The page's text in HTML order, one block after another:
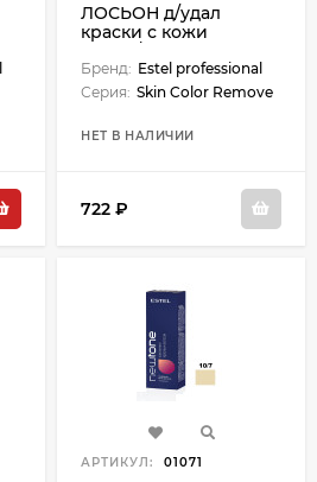
ЛОСЬОН д/удал
краски с кожи
Бренд: Estel professional
Серия: Skin Color Remove
НЕТ В НАЛИЧИИ
722 ₽
АРТИКУЛ: 01071